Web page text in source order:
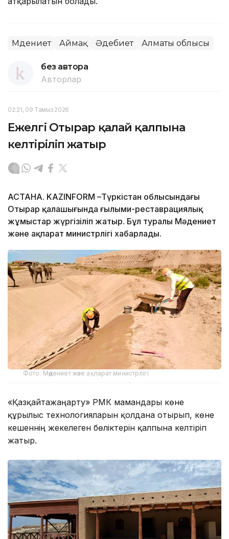
Мәдениет Аймақ Әдебиет Алматы облысы
без автора
Авторлар
02:21, 09 Тамыз 2026
Ежелгі Отырар қалай қалпына
келтіріліп жатыр
АСТАНА. KAZINFORM –Түркістан облысындағы
Отырар қалашығында ғылыми-реставрациялық
жұмыстар жүргізіліп жатыр. Бұл туралы Мәдениет
және ақпарат министрлігі хабарлады.
Фото: Мәдениет және ақпарат министрлігі
«Қазқайтажаңарту» РМК мамандары көне
құрылыс технологияларын қолдана отырып, көне
кешеннің жекелеген бөліктерін қалпына келтіріп
жатыр.